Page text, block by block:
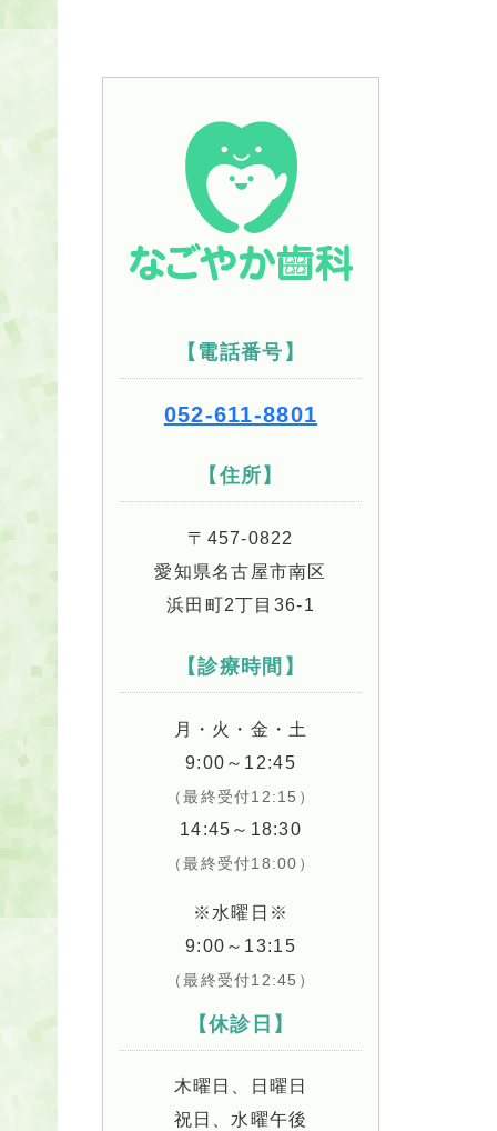
【電話番号】
052-611-8801
【住所】
〒457-0822
愛知県名古屋市南区
浜田町2丁目36-1
【診療時間】
月・火・金・土
9:00～12:45
（最終受付12:15）
14:45～18:30
（最終受付18:00）
※水曜日※
9:00～13:15
（最終受付12:45）
【休診日】
木曜日、日曜日
祝日、水曜午後